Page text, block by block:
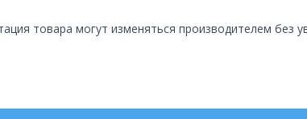
товара могут изменяться производителем без